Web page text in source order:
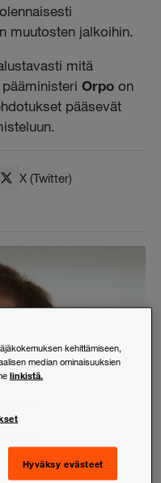
muutosten jalkoihin.
mitä
pääministeriOrpoon
pääsevät
X (Twitter)
kehittämiseen,
median ominaisuuksien
linkistä.
Hyväksy evästeet